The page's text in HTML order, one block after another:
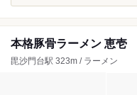
本格豚骨ラーメン 恵壱
毘沙門台駅 323m / ラーメン